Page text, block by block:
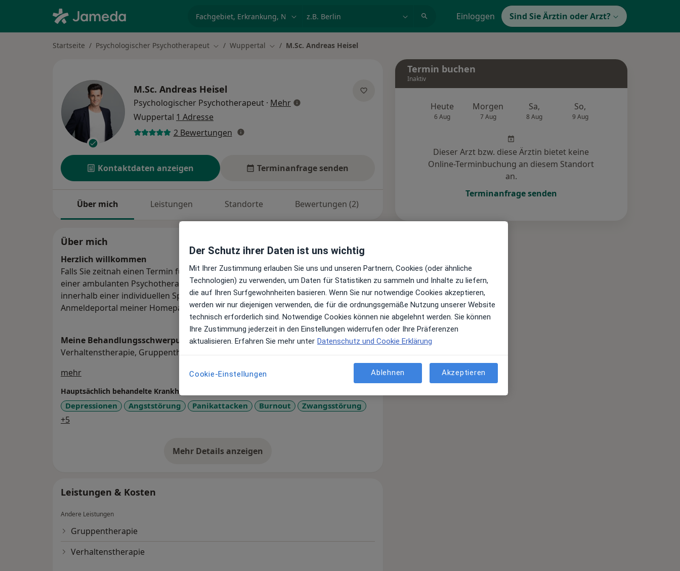
Einloggen Sind Sie Ärztin oder Arzt?
Startseite Psychologischer Psychotherapeut Stadt ändern
Wuppertal Stadt ändern
M.Sc. Andreas Heisel
M.Sc. Andreas Heisel
Psychologischer Psychotherapeut · Mehrüber Spezialisierungen
Wuppertal 1 Adresse
2 Bewertungen
Kontaktdaten anzeigen Terminanfrage senden
Über mich Leistungen Standorte Bewertungen (2)
Über mich
Herzlich willkommen
Falls Sie zeitnah einen Termin für ein persönliches Erstgespräch zur Aufnahme
einer ambulanten Psychotherapie oder zur Abklärung Ihrer Beschwerden
innerhalb einer individuellen Sprechstunde benötigen, können Sie mich über das
Anmeldeportal meiner Homepage www.praxisheisel.de kontaktieren.
Meine Behandlungs­schwerpunkte
Verhaltenstherapie, Gruppentherapie, integrative Ansätze.
mehrÜber mich
Hauptsächlich behandelte Krankheiten
Depressionen Angststörung Panikattacken Burnout Zwangsstörung
+5
Mehr Details anzeigen
über Erfahrungen
Leistungen & Kosten
Andere Leistungen
Gruppentherapie
Verhaltenstherapie
Termin buchen
Inaktiv
Heute
6 Aug
Morgen
7 Aug
Sa,
8 Aug
So,
9 Aug
Dieser Arzt bzw. diese Ärztin bietet keine
Online-Terminbuchung an diesem Standort
an.
Terminanfrage senden
Der Schutz ihrer Daten ist uns wichtig
Mit Ihrer Zustimmung erlauben Sie uns und unseren Partnern, Cookies (oder ähnliche
Technologien) zu verwenden, um Daten für Statistiken zu sammeln und Inhalte zu liefern,
die auf Ihren Surfgewohnheiten basieren. Wenn Sie nur notwendige Cookies akzeptieren,
werden wir nur diejenigen verwenden, die für die ordnungsgemäße Nutzung unserer Website
technisch erforderlich sind. Notwendige Cookies können nie abgelehnt werden. Sie können
Ihre Zustimmung jederzeit in den Einstellungen widerrufen oder Ihre Präferenzen
aktualisieren. Erfahren Sie mehr unter Datenschutz und Cookie Erklärung
Cookie-Einstellungen Ablehnen Akzeptieren